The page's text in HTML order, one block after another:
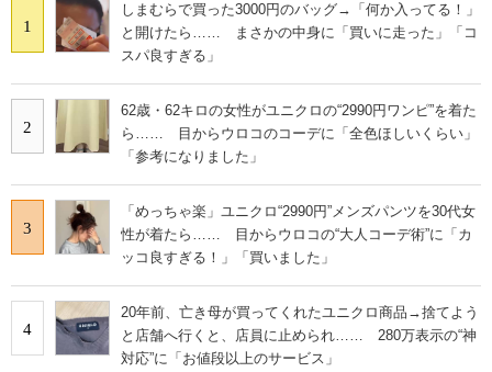
1
しまむらで買った3000円のバッグ→「何か入ってる！」
と開けたら…… まさかの中身に「買いに走った」「コ
スパ良すぎる」
2
62歳・62キロの女性がユニクロの“2990円ワンピ”を着た
ら…… 目からウロコのコーデに「全色ほしいくらい」
「参考になりました」
3
「めっちゃ楽」ユニクロ“2990円”メンズパンツを30代女
性が着たら…… 目からウロコの“大人コーデ術”に「カ
ッコ良すぎる！」「買いました」
4
20年前、亡き母が買ってくれたユニクロ商品→捨てよう
と店舗へ行くと、店員に止められ…… 280万表示の“神
対応”に「お値段以上のサービス」